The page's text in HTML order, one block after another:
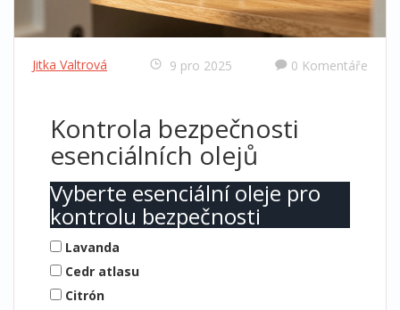
Jitka Valtrová 9 pro 2025 0 Komentáře
Kontrola bezpečnosti
esenciálních olejů
Vyberte esenciální oleje pro
kontrolu bezpečnosti
Lavanda
Cedr atlasu
Citrón